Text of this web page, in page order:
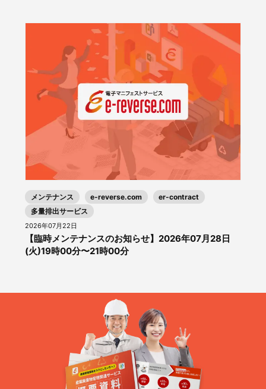
メンテナンス e-reverse.com
er-contract
多量排出サービス
2026年07月22日
【臨時メンテナンスのお知らせ】2026年07月28日
(火)19時00分〜21時00分